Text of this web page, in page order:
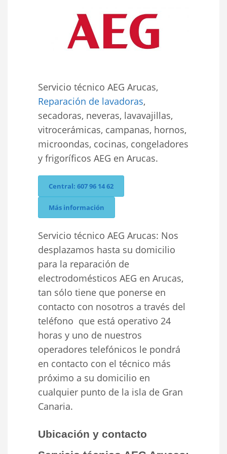
Servicio técnico AEG Arucas,
Reparación de lavadoras,
secadoras, neveras, lavavajillas,
vitrocerámicas, campanas, hornos,
microondas, cocinas, congeladores
y frigoríficos AEG en Arucas.
Central: 607 96 14 62
Más información
Servicio técnico AEG Arucas: Nos
desplazamos hasta su domicilio
para la reparación de
electrodomésticos AEG en Arucas,
tan sólo tiene que ponerse en
contacto con nosotros a través del
teléfono que está operativo 24
horas y uno de nuestros
operadores telefónicos le pondrá
en contacto con el técnico más
próximo a su domicilio en
cualquier punto de la isla de Gran
Canaria.
Ubicación y contacto